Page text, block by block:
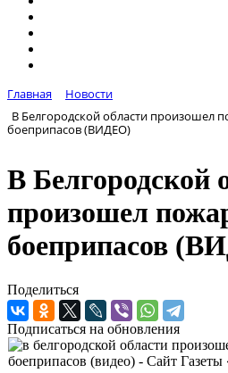
Главная
Новости
В Белгородской области произошел
боеприпасов (ВИДЕО)
В Белгородской
произошел
боеприпасов
Поделиться
Подписаться на обновления